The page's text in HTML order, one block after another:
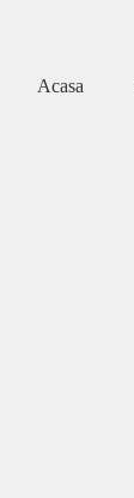
Acasa